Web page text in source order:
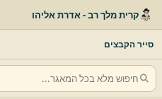
קרית מלך רב - אדרת אליהו
סייר הקבצים